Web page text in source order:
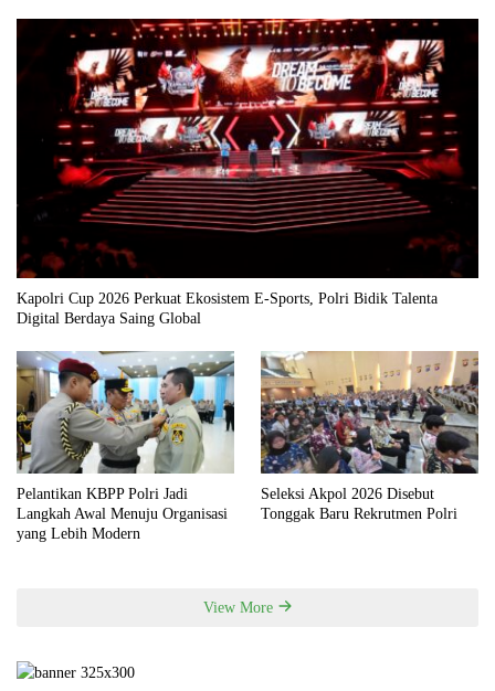
Kapolri Cup 2026 Perkuat Ekosistem E-Sports, Polri Bidik Talenta
Digital Berdaya Saing Global
Pelantikan KBPP Polri Jadi
Langkah Awal Menuju Organisasi
yang Lebih Modern
Seleksi Akpol 2026 Disebut
Tonggak Baru Rekrutmen Polri
View More